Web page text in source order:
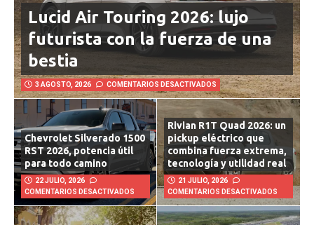
Lucid Air Touring 2026: lujo
futurista con la fuerza de una
bestia
3 AGOSTO, 2026 COMENTARIOS DESACTIVADOS
Chevrolet Silverado 1500
RST 2026, potencia útil
para todo camino
22 JULIO, 2026
COMENTARIOS DESACTIVADOS
Rivian R1T Quad 2026: un
pickup eléctrico que
combina fuerza extrema,
tecnología y utilidad real
21 JULIO, 2026
COMENTARIOS DESACTIVADOS